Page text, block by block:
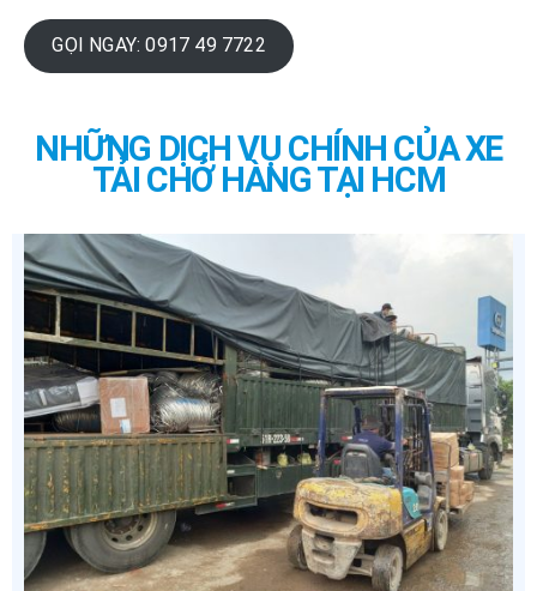
GỌI NGAY: 0917 49 7722
NHỮNG DỊCH VỤ CHÍNH CỦA XE
TẢI CHỞ HÀNG TẠI HCM